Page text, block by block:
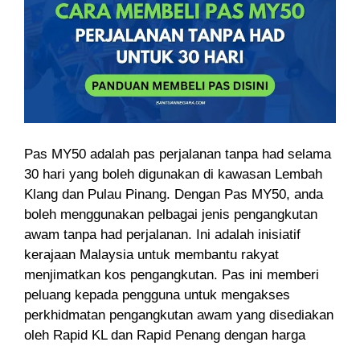
Pas MY50 adalah pas perjalanan tanpa had selama
30 hari yang boleh digunakan di kawasan Lembah
Klang dan Pulau Pinang. Dengan Pas MY50, anda
boleh menggunakan pelbagai jenis pengangkutan
awam tanpa had perjalanan. Ini adalah inisiatif
kerajaan Malaysia untuk membantu rakyat
menjimatkan kos pengangkutan. Pas ini memberi
peluang kepada pengguna untuk mengakses
perkhidmatan pengangkutan awam yang disediakan
oleh Rapid KL dan Rapid Penang dengan harga